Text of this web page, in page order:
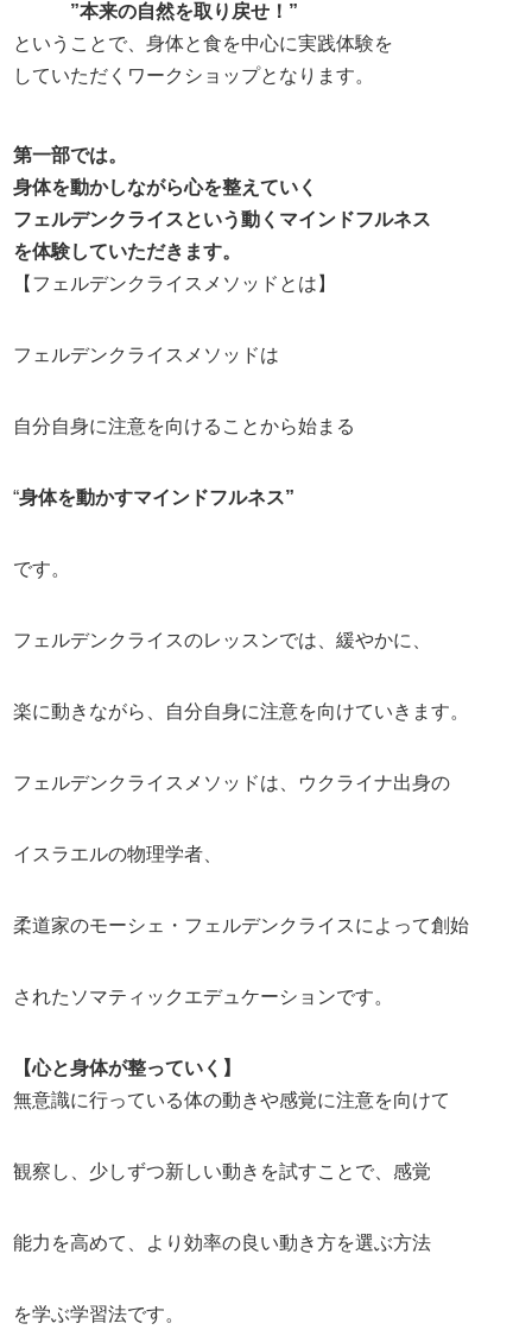
”本来の自然を取り戻せ！”
ということで、身体と食を中心に実践体験を
していただくワークショップとなります。
第一部では。
身体を動かしながら心を整えていく
フェルデンクライスという動くマインドフルネス
を体験していただきます。
【フェルデンクライスメソッドとは】
フェルデンクライスメソッドは
自分自身に注意を向けることから始まる
“身体を動かすマインドフルネス”
です。
フェルデンクライスのレッスンでは、緩やかに、
楽に動きながら、自分自身に注意を向けていきます。
フェルデンクライスメソッドは、ウクライナ出身の
イスラエルの物理学者、
柔道家のモーシェ・フェルデンクライスによって創始
されたソマティックエデュケーションです。
【心と身体が整っていく】
無意識に行っている体の動きや感覚に注意を向けて
観察し、少しずつ新しい動きを試すことで、感覚
能力を高めて、より効率の良い動き方を選ぶ方法
を学ぶ学習法です。